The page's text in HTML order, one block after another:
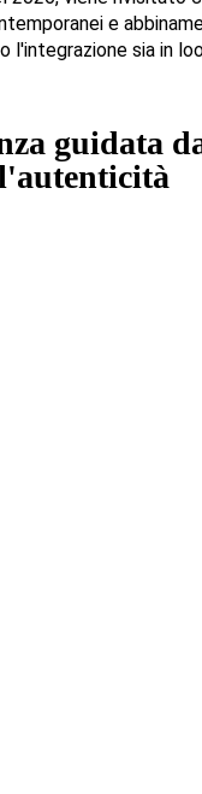
e
l'integrazione sia in
guidata